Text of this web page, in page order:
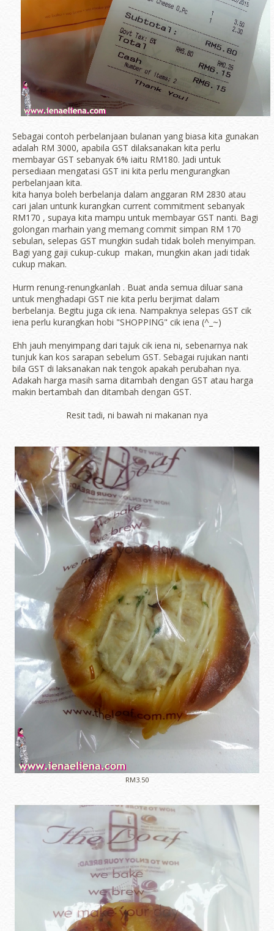
Sebagai contoh perbelanjaan bulanan yang biasa kita gunakan
adalah RM 3000, apabila GST dilaksanakan kita perlu
membayar GST sebanyak 6% iaitu RM180. Jadi untuk
persediaan mengatasi GST ini kita perlu mengurangkan
perbelanjaan kita.
kita hanya boleh berbelanja dalam anggaran RM 2830 atau
cari jalan untunk kurangkan current commitment sebanyak
RM170 , supaya kita mampu untuk membayar GST nanti. Bagi
golongan marhain yang memang commit simpan RM 170
sebulan, selepas GST mungkin sudah tidak boleh menyimpan.
Bagi yang gaji cukup-cukup makan, mungkin akan jadi tidak
cukup makan.
Hurm renung-renungkanlah . Buat anda semua diluar sana
untuk menghadapi GST nie kita perlu berjimat dalam
berbelanja. Begitu juga cik iena. Nampaknya selepas GST cik
iena perlu kurangkan hobi "SHOPPING" cik iena (^_~)
Ehh jauh menyimpang dari tajuk cik iena ni, sebenarnya nak
tunjuk kan kos sarapan sebelum GST. Sebagai rujukan nanti
bila GST di laksanakan nak tengok apakah perubahan nya.
Adakah harga masih sama ditambah dengan GST atau harga
makin bertambah dan ditambah dengan GST.
Resit tadi, ni bawah ni makanan nya
RM3.50